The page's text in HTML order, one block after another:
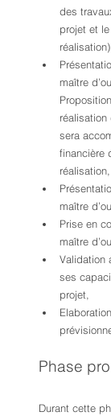
des
projet et
maître
sera
financière
réalisation,
maître
Prise en
maître
Validation
ses
projet,
Phase
Durant cette